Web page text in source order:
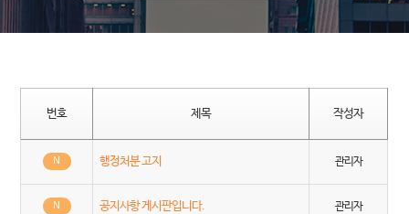
번호 제목 작성자
N 행정처분 고지 관리자
N 공지사항 게시판입니다. 관리자